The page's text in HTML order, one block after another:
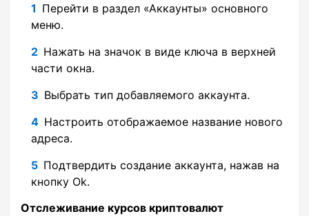
Перейти в раздел «Аккаунты» основного
меню.
Нажать на значок в виде ключа в верхней
части окна.
Выбрать тип добавляемого аккаунта.
Настроить отображаемое название нового
адреса.
Подтвердить создание аккаунта, нажав на
кнопку Ok.
Отслеживание курсов криптовалют